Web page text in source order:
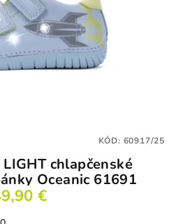
LIGHT chlapčenské
Oceanic 61691
€
KÓD: 60917/25